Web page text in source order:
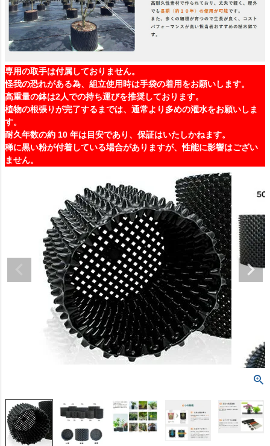
専用の取手は付属しておりません。
怪我の恐れがある為、組立使用時は手袋の着用をお願いします。
高重量の鉢は2人での持ち運びを推奨しております。
植物の根張りが完了するまでは、通常より多めの灌水をお願いしま
す。
耐久年数の約 10 年は目安であり、保証はいたしかねます。
稀に黒い粉が付着している場合がありますが、性能に影響はござい
ません。